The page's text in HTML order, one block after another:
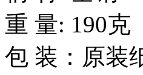
重 量: 190克
包 装：原装